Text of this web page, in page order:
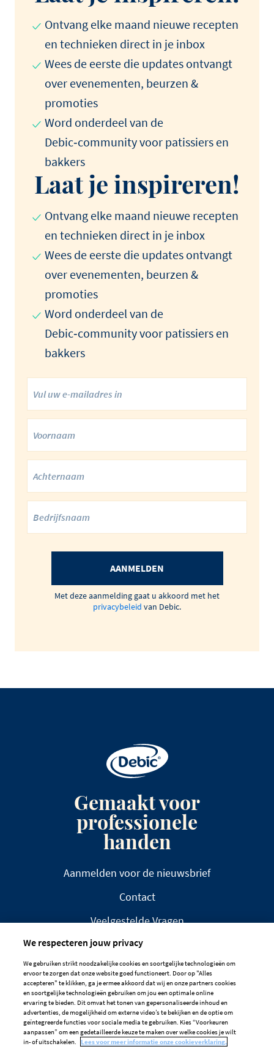
Ontvang elke maand nieuwe recepten
en technieken direct in je inbox
Wees de eerste die updates ontvangt
over evenementen, beurzen &
promoties
Word onderdeel van de
Debic‑community voor patissiers en
bakkers
Laat je inspireren!
Ontvang elke maand nieuwe recepten
en technieken direct in je inbox
Wees de eerste die updates ontvangt
over evenementen, beurzen &
promoties
Word onderdeel van de
Debic‑community voor patissiers en
bakkers
AANMELDEN
Met deze aanmelding gaat u akkoord met het
privacybeleid van Debic.
Gemaakt voor
professionele
handen
Aanmelden voor de nieuwsbrief
Contact
Veelgestelde Vragen
DISCLAIMER
PRIVACYBELEID
COOKIEBELEID
Cookievoorkeuren
We respecteren jouw privacy
We gebruiken strikt noodzakelijke cookies en soortgelijke technologieën om
ervoor te zorgen dat onze website goed functioneert. Door op "Alles
accepteren" te klikken, ga je ermee akkoord dat wij en onze partners cookies
en soortgelijke technologieën gebruiken om jou een optimale online
ervaring te bieden. Dit omvat het tonen van gepersonaliseerde inhoud en
advertenties, de mogelijkheid om externe video’s te bekijken en de optie om
geïntegreerde functies voor sociale media te gebruiken. Kies “Voorkeuren
aanpassen” om een gedetailleerde keuze te maken over welke cookies je wilt
in- of uitschakelen.
Lees voor meer informatie onze cookieverklaring.